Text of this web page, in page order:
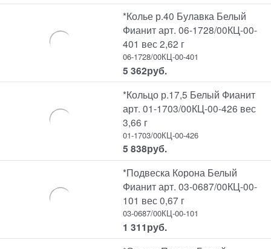
*Колье р.40 Булавка Белый
Фианит арт. 06-1728/00КЦ-00-
401 вес 2,62 г
06-1728/00КЦ-00-401
5 362руб.
*Кольцо р.17,5 Белый Фианит
арт. 01-1703/00КЦ-00-426 вес
3,66 г
01-1703/00КЦ-00-426
5 838руб.
*Подвеска Корона Белый
Фианит арт. 03-0687/00КЦ-00-
101 вес 0,67 г
03-0687/00КЦ-00-101
1 311руб.